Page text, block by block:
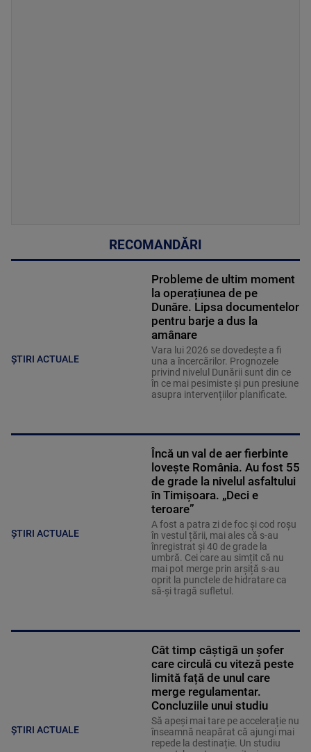
RECOMANDĂRI
ȘTIRI ACTUALE
Probleme de ultim moment
la operațiunea de pe
Dunăre. Lipsa documentelor
pentru barje a dus la
amânare
Vara lui 2026 se dovedește a fi
una a încercărilor. Prognozele
privind nivelul Dunării sunt din ce
în ce mai pesimiste și pun presiune
asupra intervențiilor planificate.
ȘTIRI ACTUALE
Încă un val de aer fierbinte
lovește România. Au fost 55
de grade la nivelul asfaltului
în Timișoara. „Deci e
teroare”
A fost a patra zi de foc și cod roșu
în vestul țării, mai ales că s-au
înregistrat și 40 de grade la
umbră. Cei care au simțit că nu
mai pot merge prin arșiță s-au
oprit la punctele de hidratare ca
să-și tragă sufletul.
ȘTIRI ACTUALE
Cât timp câștigă un șofer
care circulă cu viteză peste
limită față de unul care
merge regulamentar.
Concluziile unui studiu
Să apeși mai tare pe accelerație nu
înseamnă neapărat că ajungi mai
repede la destinație. Un studiu